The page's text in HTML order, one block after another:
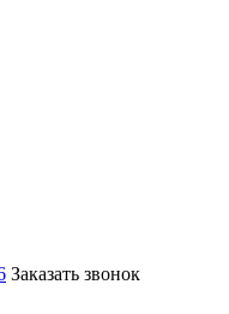
Заказать звонок